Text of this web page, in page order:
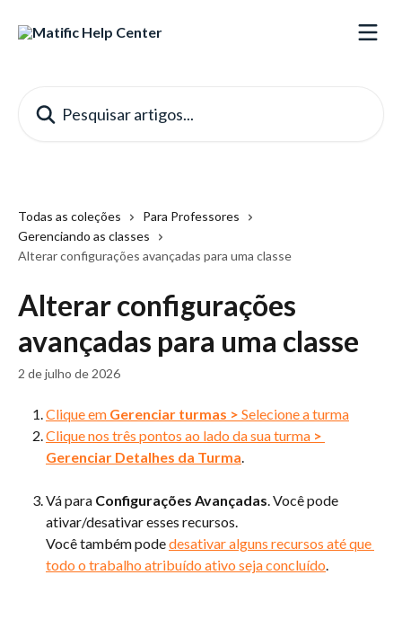
Todas as coleções
Para Professores
Gerenciando as classes
Alterar configurações avançadas para uma classe
Alterar configurações
avançadas para uma classe
2 de julho de 2026
Clique em Gerenciar turmas > Selecione a turma
Clique nos três pontos ao lado da sua turma >
Gerenciar Detalhes da Turma.
Vá para Configurações Avançadas. Você pode
ativar/desativar esses recursos.
Você também pode desativar alguns recursos até que
todo o trabalho atribuído ativo seja concluído.